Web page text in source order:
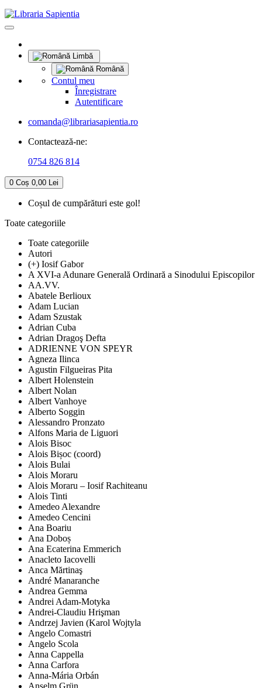
Limbă
Română
Contul meu
Înregistrare
Autentificare
comanda@librariasapientia.ro
Contactează-ne:
0754 826 814
0 Coș 0,00 Lei
Coșul de cumpărături este gol!
Toate categoriile
Toate categoriile
Autori
(+) Iosif Gabor
A XVI-a Adunare Generală Ordinară a Sinodului Episcopilor
AA.VV.
Abatele Berlioux
Adam Lucian
Adam Szustak
Adrian Cuba
Adrian Dragoş Defta
ADRIENNE VON SPEYR
Agneza Ilinca
Agustin Filgueiras Pita
Albert Holenstein
Albert Nolan
Albert Vanhoye
Alberto Soggin
Alessandro Pronzato
Alfons Maria de Liguori
Alois Bisoc
Alois Bișoc (coord)
Alois Bulai
Alois Moraru
Alois Moraru – Iosif Rachiteanu
Alois Tinti
Amedeo Alexandre
Amedeo Cencini
Ana Boariu
Ana Doboș
Ana Ecaterina Emmerich
Anacleto Iacovelli
Anca Mărtinaş
André Manaranche
Andrea Gemma
Andrei Adam-Motyka
Andrei-Claudiu Hrişman
Andrzej Javien (Karol Wojtyla
Angelo Comastri
Angelo Scola
Anna Cappella
Anna Carfora
Anna-Mária Orbán